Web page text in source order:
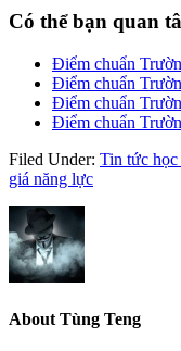
Có thể bạn quan
Điểm chuẩn
Điểm chuẩn
Điểm chuẩn
Điểm chuẩn
Filed Under: Tin tức
giá năng lực
About Tùng Teng